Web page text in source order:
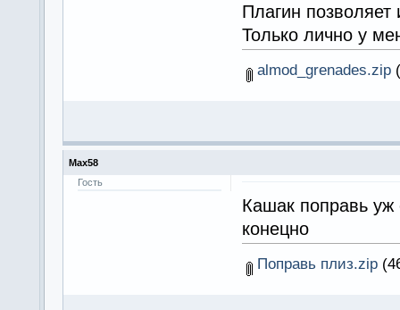
Плагин позволяет
Только лично у
almod_grenades.zip
Max58
Гость
Кашак поправь уж
конецно
Поправь плиз.zip